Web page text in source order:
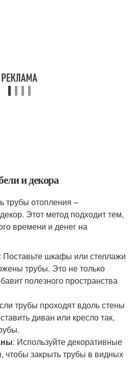
и декора
трубы отопления –
Этот метод подходит тем,
времени и денег на
: Поставьте шкафы или стеллажи
трубы. Это не только
полезного пространства
трубы проходят вдоль стены
диван или кресло так,
: Используйте декоративные
чтобы закрыть трубы в видных